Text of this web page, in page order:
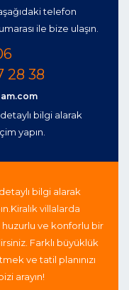
telefon
ile bize ulaşın.
28 38
bilgi alarak
yapın.
bilgi alarak
Kiralık villalarda
huzurlu ve konforlu bir
Farklı büyüklük
ve tatil planınızı
arayın!